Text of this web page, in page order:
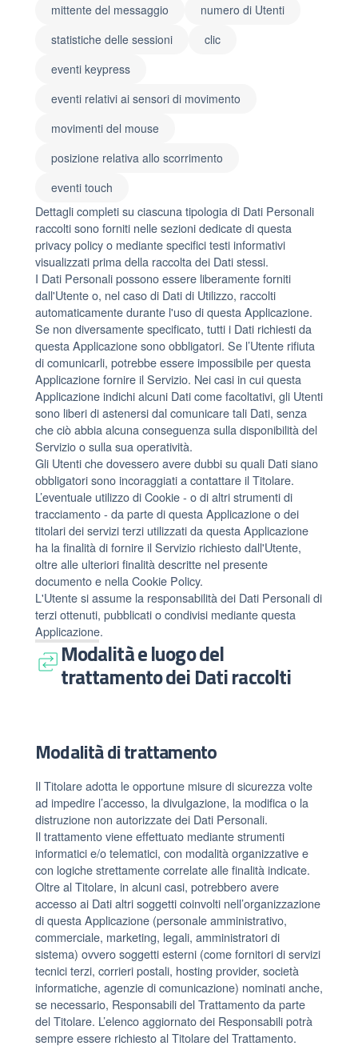
mittente del messaggio
numero di Utenti
statistiche delle sessioni
clic
eventi keypress
eventi relativi ai sensori di movimento
movimenti del mouse
posizione relativa allo scorrimento
eventi touch
Dettagli completi su ciascuna tipologia di Dati Personali
raccolti sono forniti nelle sezioni dedicate di questa
privacy policy o mediante specifici testi informativi
visualizzati prima della raccolta dei Dati stessi.
I Dati Personali possono essere liberamente forniti
dall'Utente o, nel caso di Dati di Utilizzo, raccolti
automaticamente durante l'uso di questa Applicazione.
Se non diversamente specificato, tutti i Dati richiesti da
questa Applicazione sono obbligatori. Se l’Utente rifiuta
di comunicarli, potrebbe essere impossibile per questa
Applicazione fornire il Servizio. Nei casi in cui questa
Applicazione indichi alcuni Dati come facoltativi, gli Utenti
sono liberi di astenersi dal comunicare tali Dati, senza
che ciò abbia alcuna conseguenza sulla disponibilità del
Servizio o sulla sua operatività.
Gli Utenti che dovessero avere dubbi su quali Dati siano
obbligatori sono incoraggiati a contattare il Titolare.
L’eventuale utilizzo di Cookie - o di altri strumenti di
tracciamento - da parte di questa Applicazione o dei
titolari dei servizi terzi utilizzati da questa Applicazione
ha la finalità di fornire il Servizio richiesto dall'Utente,
oltre alle ulteriori finalità descritte nel presente
documento e nella Cookie Policy.
L'Utente si assume la responsabilità dei Dati Personali di
terzi ottenuti, pubblicati o condivisi mediante questa
Applicazione.
Modalità e luogo del
trattamento dei Dati raccolti
Modalità di trattamento
Il Titolare adotta le opportune misure di sicurezza volte
ad impedire l’accesso, la divulgazione, la modifica o la
distruzione non autorizzate dei Dati Personali.
Il trattamento viene effettuato mediante strumenti
informatici e/o telematici, con modalità organizzative e
con logiche strettamente correlate alle finalità indicate.
Oltre al Titolare, in alcuni casi, potrebbero avere
accesso ai Dati altri soggetti coinvolti nell’organizzazione
di questa Applicazione (personale amministrativo,
commerciale, marketing, legali, amministratori di
sistema) ovvero soggetti esterni (come fornitori di servizi
tecnici terzi, corrieri postali, hosting provider, società
informatiche, agenzie di comunicazione) nominati anche,
se necessario, Responsabili del Trattamento da parte
del Titolare. L’elenco aggiornato dei Responsabili potrà
sempre essere richiesto al Titolare del Trattamento.